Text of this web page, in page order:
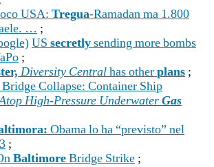
USA: Tregua-Ramadan ma 1.800
… ;
US secretlysending more bombs
;
Diversity Centralhas otherplans ;
Bridge Collapse: Container Ship
High-Pressure UnderwaterGas
Obama lo ha “previsto” nel
;
BaltimoreBridge Strike ;